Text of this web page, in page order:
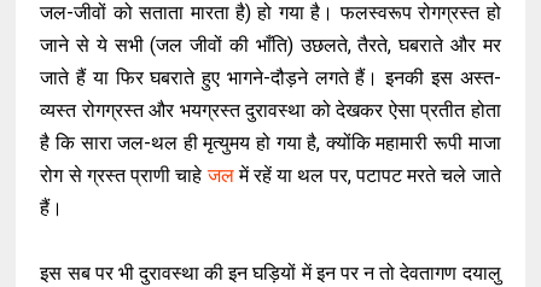
जल-जीवों को सताता मारता है) हो गया है। फलस्वरूप रोगग्रस्त हो
जाने से ये सभी (जल जीवों की भाँति) उछलते, तैरते, घबराते और मर
जाते हैं या फिर घबराते हुए भागने-दौड़ने लगते हैं। इनकी इस अस्त-
व्यस्त रोगग्रस्त और भयग्रस्त दुरावस्था को देखकर ऐसा प्रतीत होता
है कि सारा जल-थल ही मृत्युमय हो गया है, क्योंकि महामारी रूपी माजा
रोग से ग्रस्त प्राणी चाहेजलमें रहें या थल पर, पटापट मरते चले जाते
हैं।
इस सब पर भी दुरावस्था की इन घड़ियों में इन पर न तो देवतागण दयालु